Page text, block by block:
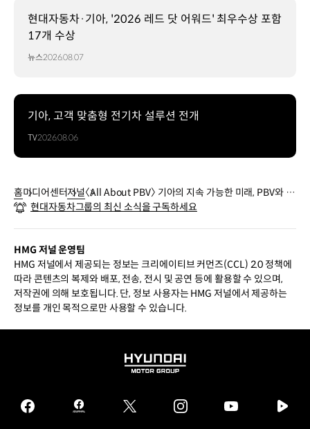
현대자동차·기아, '2026 레드 닷 어워드' 최우수상 포함
17개 수상
뉴스2026.08.07
기아, 고객 맞춤형 전기차 설루션 전개
TV2026.08.06
홈미디어센터저널〈All About PBV〉 기아의 지속 가능한 미래, PBV와 전
동화를 말하다
현대자동차그룹의 최신 소식을 구독하세요
HMG 저널 운영팀
HMG 저널에서 제공되는 정보는 크리에이티브 커먼즈(CCL) 2.0 정책에
따라 콘텐츠의 복제와 배포, 전송, 전시 및 공연 등에 활용할 수 있으며,
저작권에 의해 보호됩니다. 단, 정보 사용자는 HMG 저널에서 제공하는
정보를 개인 목적으로만 사용할 수 있습니다.
HYUNDAI
GROUP
facebook
hmg
twitter instagram